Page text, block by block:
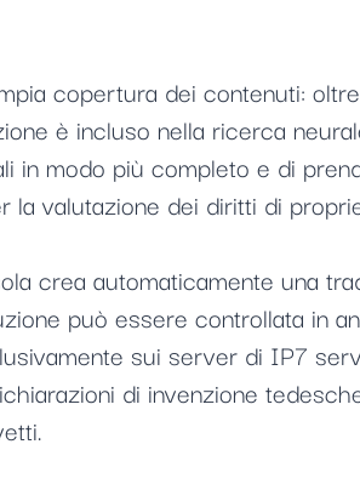
copertura dei contenuti:
è incluso nella ricerca
in modo più completo e di
valutazione dei diritti di
crea automaticamente una
può essere controllata in
sui server di IP7
di invenzione